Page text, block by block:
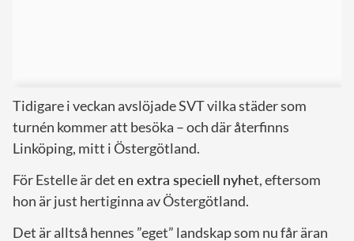
Tidigare i veckan avslöjade SVT vilka städer som
turnén kommer att besöka – och där återfinns
Linköping, mitt i Östergötland.
För Estelle är deten extra speciell nyhet, eftersom
hon är just hertiginna av Östergötland.
Det är alltså hennes ”eget” landskap som nu får äran